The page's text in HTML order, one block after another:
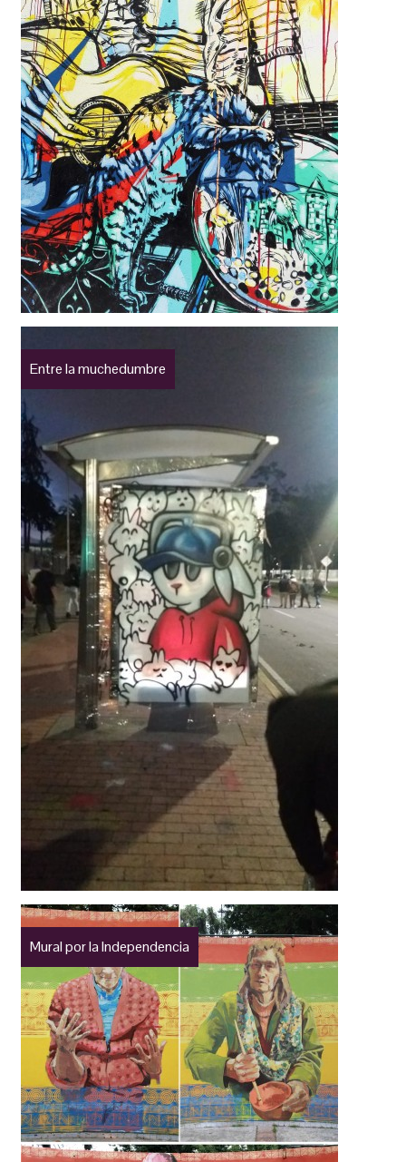
Entre la muchedumbre
Mural por la Independencia